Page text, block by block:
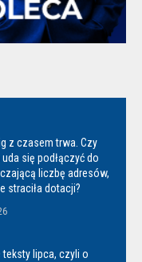
z czasem trwa. Czy
się podłączyć do
liczbę adresów,
straciła dotacji?
teksty lipca, czyli o